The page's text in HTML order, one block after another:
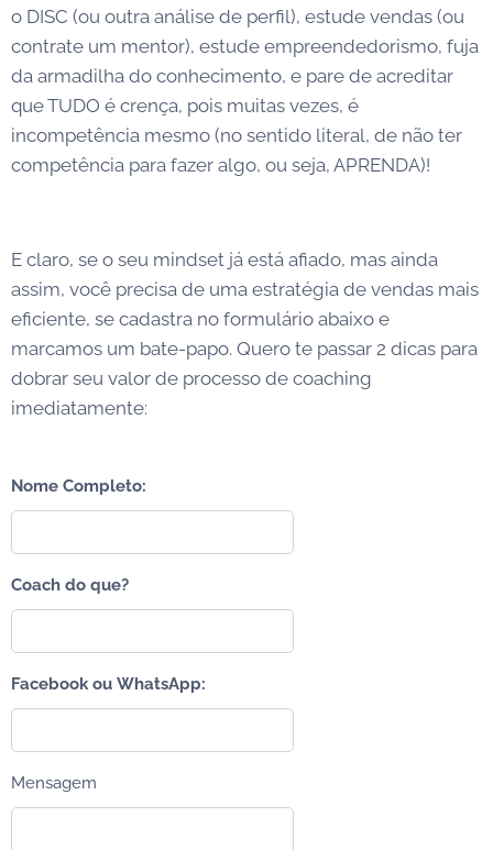
o DISC (ou outra análise de perfil), estude vendas (ou
contrate um mentor), estude empreendedorismo, fuja
da armadilha do conhecimento, e pare de acreditar
que TUDO é crença, pois muitas vezes, é
incompetência mesmo (no sentido literal, de não ter
competência para fazer algo, ou seja, APRENDA)!
E claro, se o seu mindset já está afiado, mas ainda
assim, você precisa de uma estratégia de vendas mais
eficiente, se cadastra no formulário abaixo e
marcamos um bate-papo. Quero te passar 2 dicas para
dobrar seu valor de processo de coaching
imediatamente:
Nome Completo:
Coach do que?
Facebook ou WhatsApp:
Mensagem